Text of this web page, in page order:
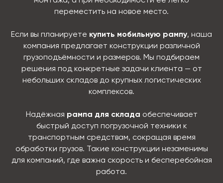
переместить на новое место.
Если вы планируете купить мобильную рампу, наша
компания предлагает конструкции различной
грузоподъёмности и размеров. Мы подбираем
решения под конкретные задачи клиента — от
небольших складов до крупных логистических
комплексов.
Надёжная рампа для склада обеспечивает
быстрый доступ погрузочной техники к
транспортным средствам, сокращая время
обработки грузов. Такие конструкции незаменимы
для компаний, где важна скорость и бесперебойная
работа.